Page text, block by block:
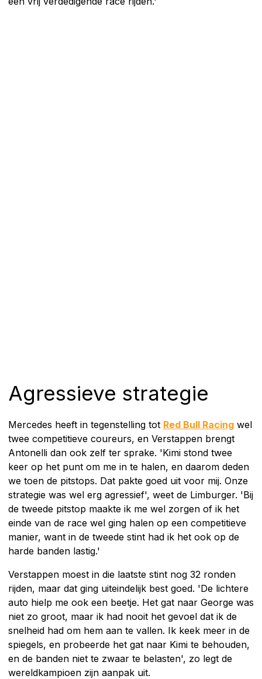
Agressieve strategie
Mercedes heeft in tegenstelling tot Red Bull Racing wel
twee competitieve coureurs, en Verstappen brengt
Antonelli dan ook zelf ter sprake. 'Kimi stond twee
keer op het punt om me in te halen, en daarom deden
we toen de pitstops. Dat pakte goed uit voor mij. Onze
strategie was wel erg agressief', weet de Limburger. 'Bij
de tweede pitstop maakte ik me wel zorgen of ik het
einde van de race wel ging halen op een competitieve
manier, want in de tweede stint had ik het ook op de
harde banden lastig.'
Verstappen moest in die laatste stint nog 32 ronden
rijden, maar dat ging uiteindelijk best goed. 'De lichtere
auto hielp me ook een beetje. Het gat naar George was
niet zo groot, maar ik had nooit het gevoel dat ik de
snelheid had om hem aan te vallen. Ik keek meer in de
spiegels, en probeerde het gat naar Kimi te behouden,
en de banden niet te zwaar te belasten', zo legt de
wereldkampioen zijn aanpak uit.